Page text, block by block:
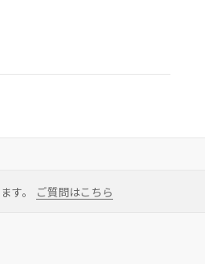
す。 ご質問はこちら